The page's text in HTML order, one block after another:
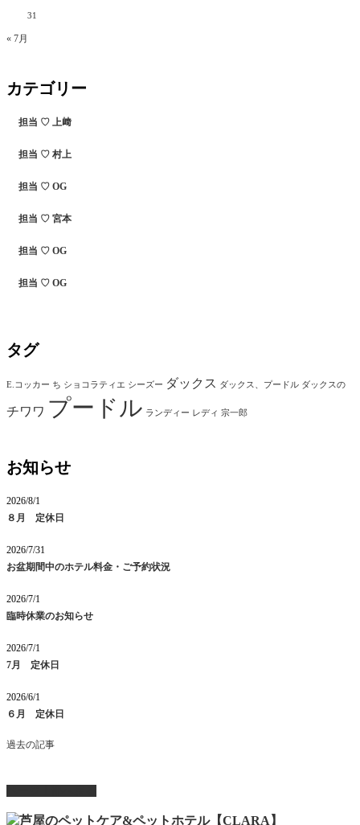
31
« 7月
カテゴリー
担当 ♡ 上﨑
担当 ♡ 村上
担当 ♡ OG
担当 ♡ 宮本
担当 ♡ OG
担当 ♡ OG
タグ
E.コッカー ち ショコラティエ シーズー ダックス ダックス、プードル ダックスの
チワワ プードル ランディー レディ 宗一郎
お知らせ
2026/8/1
８月 定休日
2026/7/31
お盆期間中のホテル料金・ご予約状況
2026/7/1
臨時休業のお知らせ
2026/7/1
7月 定休日
2026/6/1
６月 定休日
過去の記事